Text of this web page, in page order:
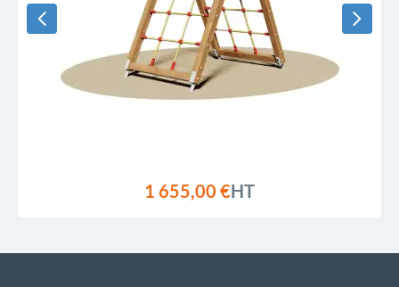
1 655,00 €HT